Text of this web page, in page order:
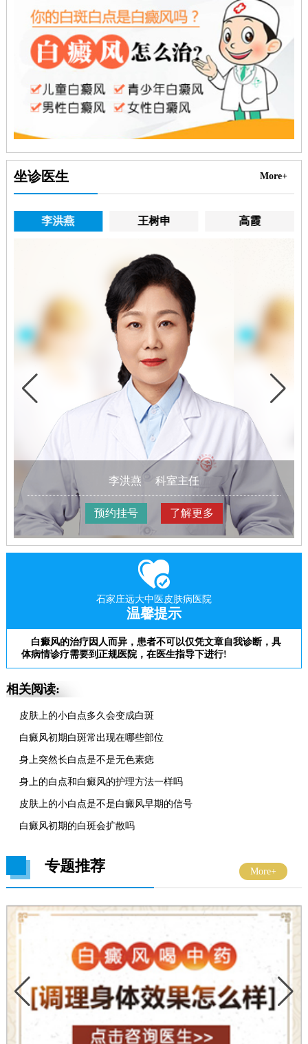
坐诊医生 More+
李洪燕 王树申 高霞
李洪燕 科室主任
预约挂号 了解更多
石家庄远大中医皮肤病医院
温馨提示
白癜风的治疗因人而异，患者不可以仅凭文章自我诊断，具
体病情诊疗需要到正规医院，在医生指导下进行!
相关阅读:
皮肤上的小白点多久会变成白斑
白癜风初期白斑常出现在哪些部位
身上突然长白点是不是无色素痣
身上的白点和白癜风的护理方法一样吗
皮肤上的小白点是不是白癜风早期的信号
白癜风初期的白斑会扩散吗
专题推荐 More+